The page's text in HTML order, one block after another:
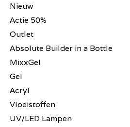
Nieuw
Actie 50%
Outlet
Absolute Builder in a Bottle
MixxGel
Gel
Acryl
Vloeistoffen
UV/LED Lampen